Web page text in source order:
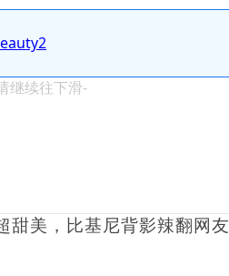
继续往下滑-